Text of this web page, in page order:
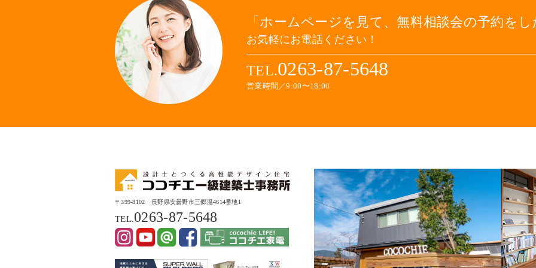
ホームページを見て、無料相談会の予約を
お気軽にお電話ください！
TEL.0263-87-5648
営業時間／9:00〜18:00
〒399-8102 長野県安曇野市三郷温4614番地1
TEL.0263-87-5648